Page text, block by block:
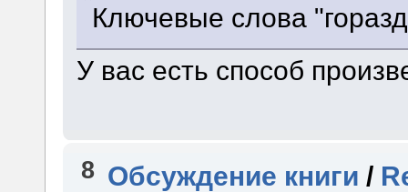
Ключевые слова
У вас есть способ
8 Обсуждение книги /